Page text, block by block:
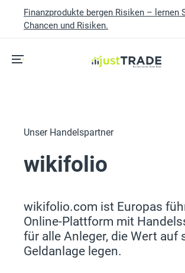
Finanzprodukte bergen Risiken – lernen
Chancen und Risiken.
Unser Handelspartner
wikifolio
wikifolio.com ist Europas
Online-Plattform mit
für alle Anleger, die Wert auf
Geldanlage legen.